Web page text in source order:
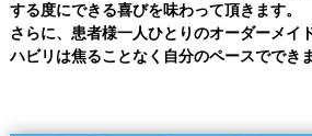
する度にできる喜びを味わって頂きます。
さらに、患者様一人ひとりのオーダーメイ
ハビリは焦ることなく自分のペースでできま